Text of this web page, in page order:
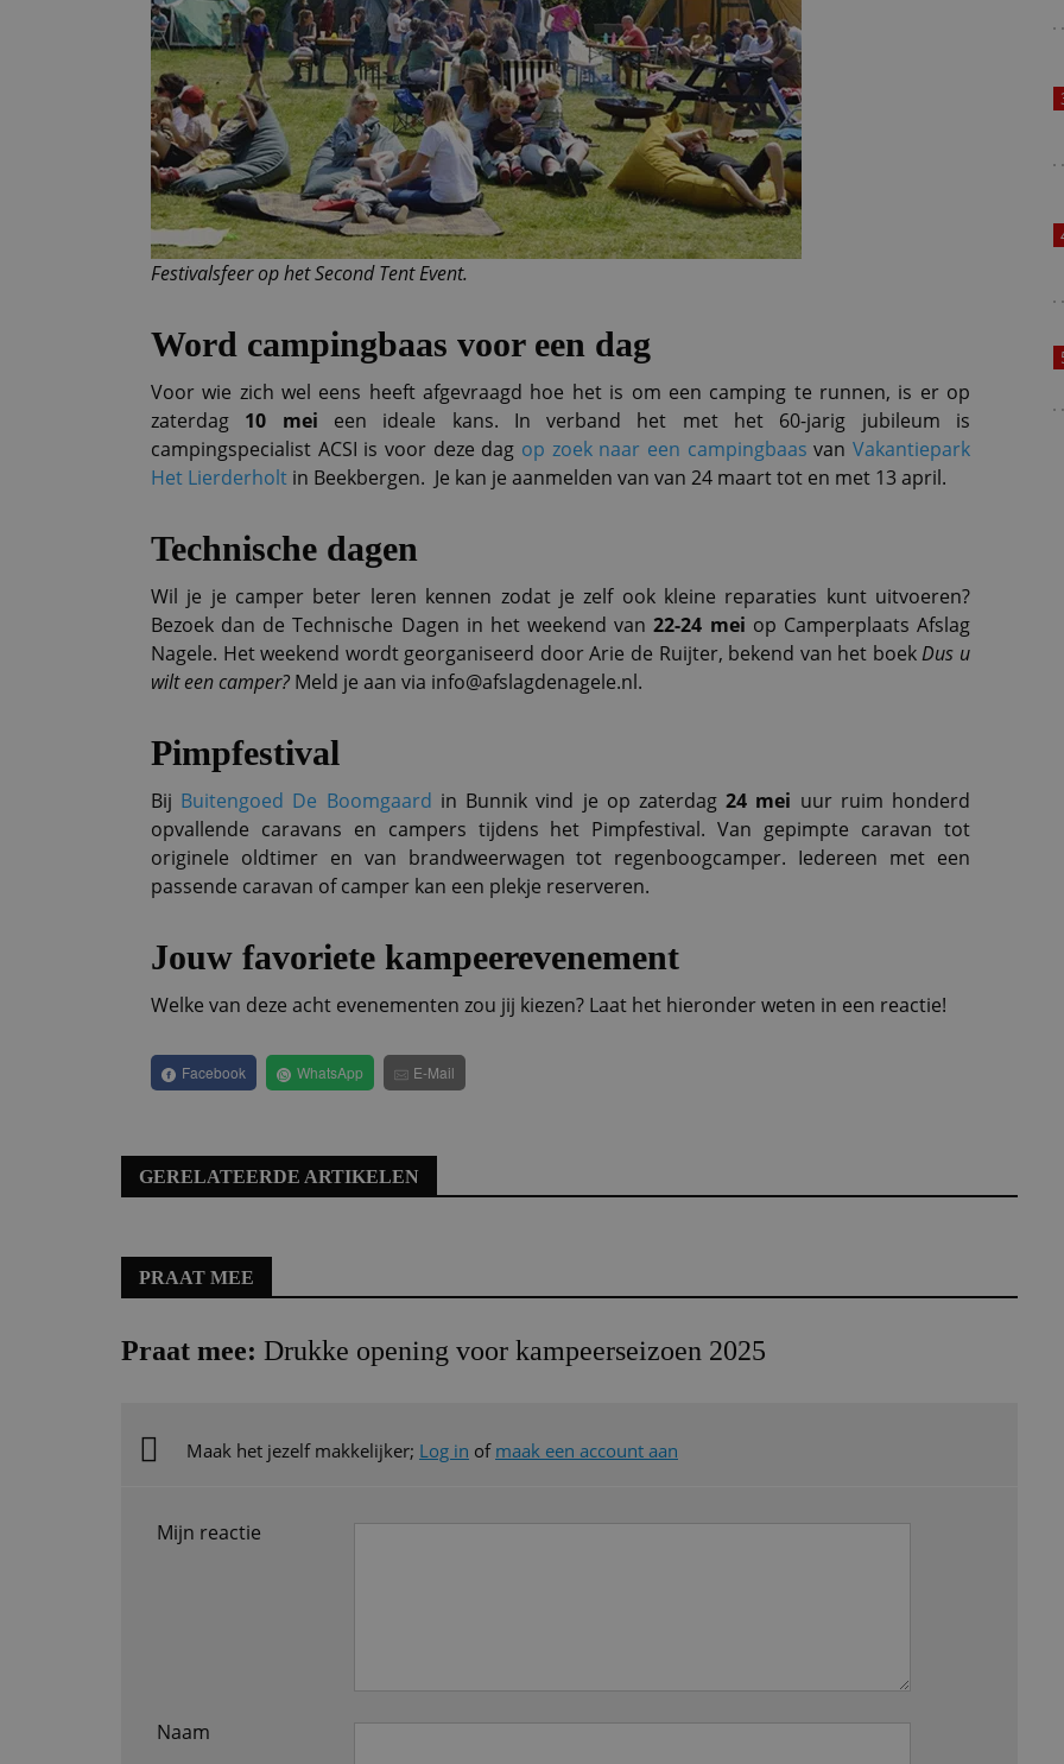
Festivalsfeer op het Second Tent Event.
Word campingbaas voor een dag
Voor wie zich wel eens heeft afgevraagd hoe het is om een camping te runnen, is er op
zaterdag 10 mei een ideale kans. In verband het met het 60-jarig jubileum is
campingspecialist ACSI is voor deze dag op zoek naar een campingbaas vanVakantiepark
Het Lierderholt in Beekbergen. Je kan je aanmelden van van 24 maart tot en met 13 april.
Technische dagen
Wil je je camper beter leren kennen zodat je zelf ook kleine reparaties kunt uitvoeren?
Bezoek dan de Technische Dagen in het weekend van 22-24 mei op Camperplaats Afslag
Nagele. Het weekend wordt georganiseerd door Arie de Ruijter, bekend van het boekDus u
wilt een camper? Meld je aan via info@afslagdenagele.nl.
Pimpfestival
Bij Buitengoed De Boomgaard in Bunnik vind je op zaterdag24 mei uur ruim honderd
opvallende caravans en campers tijdens het Pimpfestival. Van gepimpte caravan tot
originele oldtimer en van brandweerwagen tot regenboogcamper. Iedereen met een
passende caravan of camper kan een plekje reserveren.
Jouw favoriete kampeerevenement
Welke van deze acht evenementen zou jij kiezen? Laat het hieronder weten in een reactie!
Facebook WhatsApp E-Mail
GERELATEERDE ARTIKELEN
PRAAT MEE
Praat mee: Drukke opening voor kampeerseizoen 2025
Maak het jezelf makkelijker; Log in of maak een account aan
Mijn reactie
Naam